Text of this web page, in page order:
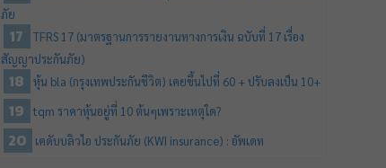
ภัย
TFRS 17 (มาตรฐานการรายงานทางการเงิน ฉบับที่ 17 เรื่อง
สัญญาประกันภัย)
หุ้น bla (กรุงเทพประกันชีวิต) เคยขึ้นไปที่ 60 + ปรับลงเป็น 10+
tqm ราคาหุ้นอยู่ที่ 10 ต้นๆเพราะเหตุใด?
เคดับบลิวไอ ประกันภัย (KWI insurance) : อัพเดท